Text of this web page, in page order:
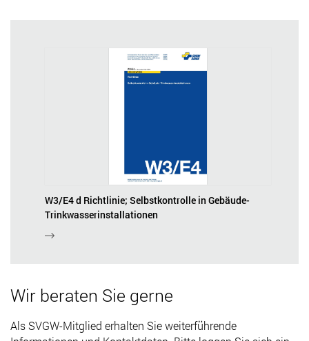
W3/E4 d Richtlinie; Selbstkontrolle in Gebäude-
Trinkwasserinstallationen
Wir beraten Sie gerne
Als SVGW-Mitglied erhalten Sie weiterführende